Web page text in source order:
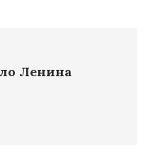
Ленина